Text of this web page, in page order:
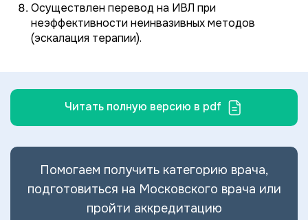
Осуществлен перевод на ИВЛ при
неэффективности неинвазивных методов
(эскалация терапии).
Читать полную версию в pdf
Помогаем получить категорию врача,
подготовиться на Московского врача или
пройти аккредитацию